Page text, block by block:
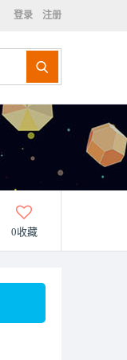
登录 注册
0收藏